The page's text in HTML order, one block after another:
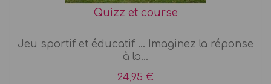
Quizz et course
Jeu sportif et éducatif ... Imaginez la réponse
à la...
24,95 €